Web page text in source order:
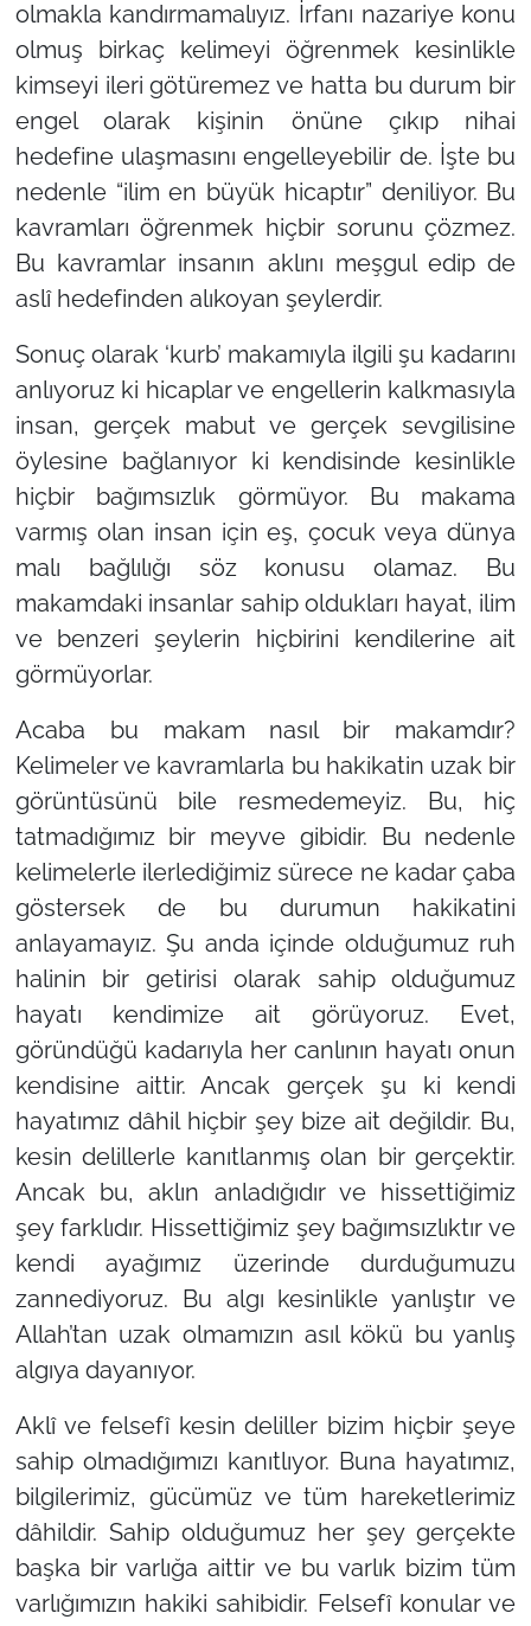
olmakla kandırmamalıyız. İrfanı nazariye konu
olmuş birkaç kelimeyi öğrenmek kesinlikle
kimseyi ileri götüremez ve hatta bu durum bir
engel olarak kişinin önüne çıkıp nihai
hedefine ulaşmasını engelleyebilir de. İşte bu
nedenle “ilim en büyük hicaptır” deniliyor. Bu
kavramları öğrenmek hiçbir sorunu çözmez.
Bu kavramlar insanın aklını meşgul edip de
aslî hedefinden alıkoyan şeylerdir.
Sonuç olarak ‘kurb’ makamıyla ilgili şu kadarını
anlıyoruz ki hicaplar ve engellerin kalkmasıyla
insan, gerçek mabut ve gerçek sevgilisine
öylesine bağlanıyor ki kendisinde kesinlikle
hiçbir bağımsızlık görmüyor. Bu makama
varmış olan insan için eş, çocuk veya dünya
malı bağlılığı söz konusu olamaz. Bu
makamdaki insanlar sahip oldukları hayat, ilim
ve benzeri şeylerin hiçbirini kendilerine ait
görmüyorlar.
Acaba bu makam nasıl bir makamdır?
Kelimeler ve kavramlarla bu hakikatin uzak bir
görüntüsünü bile resmedemeyiz. Bu, hiç
tatmadığımız bir meyve gibidir. Bu nedenle
kelimelerle ilerlediğimiz sürece ne kadar çaba
göstersek de bu durumun hakikatini
anlayamayız. Şu anda içinde olduğumuz ruh
halinin bir getirisi olarak sahip olduğumuz
hayatı kendimize ait görüyoruz. Evet,
göründüğü kadarıyla her canlının hayatı onun
kendisine aittir. Ancak gerçek şu ki kendi
hayatımız dâhil hiçbir şey bize ait değildir. Bu,
kesin delillerle kanıtlanmış olan bir gerçektir.
Ancak bu, aklın anladığıdır ve hissettiğimiz
şey farklıdır. Hissettiğimiz şey bağımsızlıktır ve
kendi ayağımız üzerinde durduğumuzu
zannediyoruz. Bu algı kesinlikle yanlıştır ve
Allah’tan uzak olmamızın asıl kökü bu yanlış
algıya dayanıyor.
Aklî ve felsefî kesin deliller bizim hiçbir şeye
sahip olmadığımızı kanıtlıyor. Buna hayatımız,
bilgilerimiz, gücümüz ve tüm hareketlerimiz
dâhildir. Sahip olduğumuz her şey gerçekte
başka bir varlığa aittir ve bu varlık bizim tüm
varlığımızın hakiki sahibidir. Felsefî konular ve